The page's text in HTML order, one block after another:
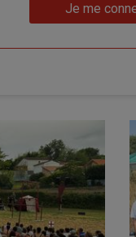
compte"
Je me